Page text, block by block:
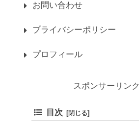
お問い合わせ
プライバシーポリシー
プロフィール
スポンサーリンク
目次